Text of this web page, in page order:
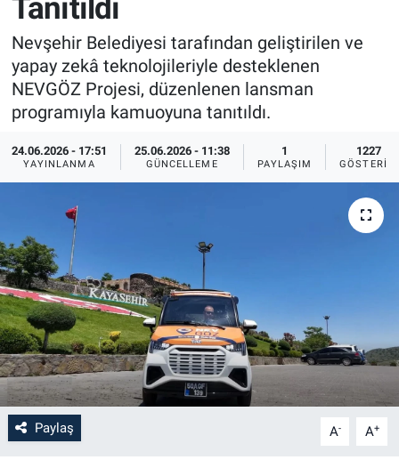
Tanıtıldı
Nevşehir Belediyesi tarafından geliştirilen ve
yapay zekâ teknolojileriyle desteklenen
NEVGÖZ Projesi, düzenlenen lansman
programıyla kamuoyuna tanıtıldı.
24.06.2026 - 17:51
YAYINLANMA
25.06.2026 - 11:38
GÜNCELLEME
1
PAYLAŞIM
1227
GÖSTERIM
Paylaş A- A+
Sağlık
Yerel
Genel
Asayiş
İlan - Duyuru- Mesaj
Türkiye Gündemi
Sizden Gelenler
Yaşam
Sağlık
Eğitim
Kültür
3.Sayfa
Medya
Bilim-Tek
İlan - Duyuru- Mesaj
Türkiye Gündemi
Sizden Gelenler